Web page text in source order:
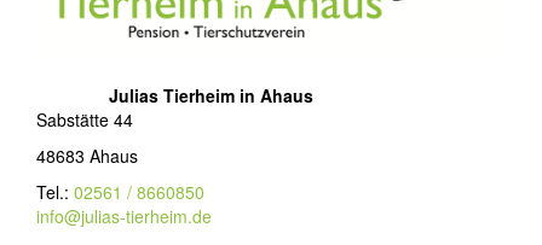
Julias Tierheim in Ahaus
Sabstätte 44
48683 Ahaus
Tel.: 02561 / 8660850
info@julias-tierheim.de